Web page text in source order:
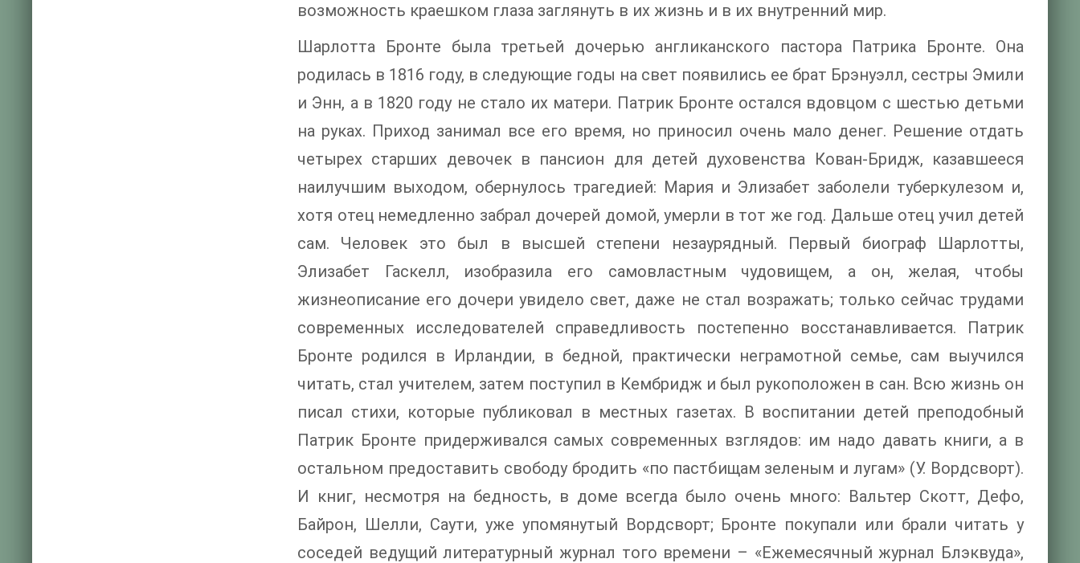
возможность краешком глаза заглянуть в их жизнь и в их внутренний мир.
Шарлотта Бронте была третьей дочерью англиканского пастора Патрика Бронте. Она
родилась в 1816 году, в следующие годы на свет появились ее брат Брэнуэлл, сестры Эмили
и Энн, а в 1820 году не стало их матери. Патрик Бронте остался вдовцом с шестью детьми
на руках. Приход занимал все его время, но приносил очень мало денег. Решение отдать
четырех старших девочек в пансион для детей духовенства Кован-Бридж, казавшееся
наилучшим выходом, обернулось трагедией: Мария и Элизабет заболели туберкулезом и,
хотя отец немедленно забрал дочерей домой, умерли в тот же год. Дальше отец учил детей
сам. Человек это был в высшей степени незаурядный. Первый биограф Шарлотты,
Элизабет Гаскелл, изобразила его самовластным чудовищем, а он, желая, чтобы
жизнеописание его дочери увидело свет, даже не стал возражать; только сейчас трудами
современных исследователей справедливость постепенно восстанавливается. Патрик
Бронте родился в Ирландии, в бедной, практически неграмотной семье, сам выучился
читать, стал учителем, затем поступил в Кембридж и был рукоположен в сан. Всю жизнь он
писал стихи, которые публиковал в местных газетах. В воспитании детей преподобный
Патрик Бронте придерживался самых современных взглядов: им надо давать книги, а в
остальном предоставить свободу бродить «по пастбищам зеленым и лугам» (У. Вордсворт).
И книг, несмотря на бедность, в доме всегда было очень много: Вальтер Скотт, Дефо,
Байрон, Шелли, Саути, уже упомянутый Вордсворт; Бронте покупали или брали читать у
соседей ведущий литературный журнал того времени – «Ежемесячный журнал Блэквуда»,